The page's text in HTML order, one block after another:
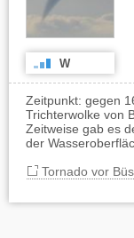
W
Zeitpunkt: gegen
Trichterwolke von
Zeitweise gab es
der
Tornado vor